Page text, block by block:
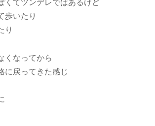
くてツンデレではあるけど
歩いたり
り
くなってから
に戻ってきた感じ